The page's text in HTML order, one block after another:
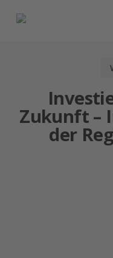
Zukunft –
der